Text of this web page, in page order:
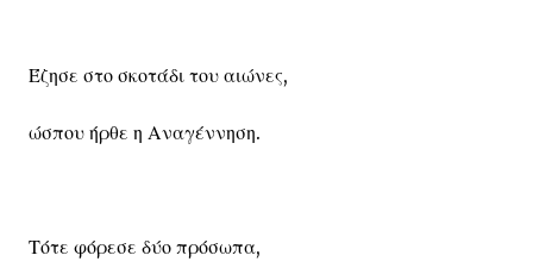
Έζησε στο σκοτάδι του αιώνες,
ώσπου ήρθε η Αναγέννηση.
Τότε φόρεσε δύο πρόσωπα,